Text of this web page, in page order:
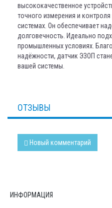
высококачественное
точного измерения и
системах. Он обеспечивает
долговечность. Идеально
промышленных условиях.
надёжности, датчик ЭЗОП
вашей системы.
ОТЗЫВЫ
Новый комментарий
ИНФОРМАЦИЯ